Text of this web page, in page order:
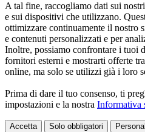
A tal fine, raccogliamo dati sui
e sui dispositivi che utilizzano.
ottimizzare continuamente il nostro
e contenuti personalizzati e per
Inoltre, possiamo confrontare i tuoi
fornitori esterni e mostrarti offerte
online, ma solo se utilizzi già i loro
Prima di dare il tuo consenso, ti
impostazioni e la nostra Informativa
Accetta Solo obbligatori